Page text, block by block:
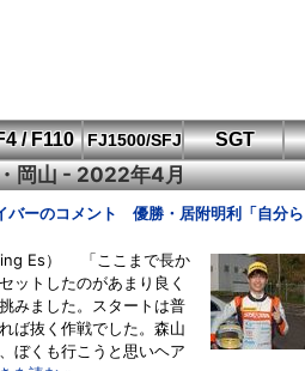
/ F110
FIA-F4
CUP
FJ1500/SFJ
鈴鹿・岡山
もてぎ・菅生
筑波・冨士
Aポリス
SFJ D-Cup
SFJ日本一
SGT
岡山 - 2022年4月
ーのコメント 優勝・居附明利「自分ら
Es） 「ここまで長か
ットしたのがあまり良く
みました。スタートは普
ば抜く作戦でした。森山
ぼくも行こうと思いヘア